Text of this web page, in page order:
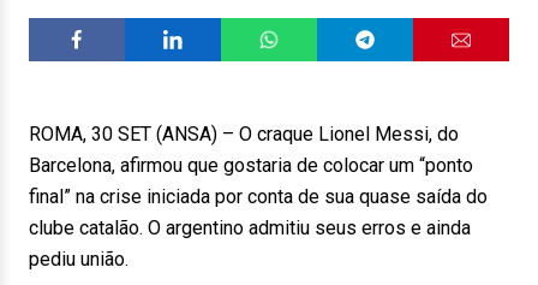
ROMA, 30 SET (ANSA) – O craque Lionel Messi, do
Barcelona, afirmou que gostaria de colocar um “ponto
final” na crise iniciada por conta de sua quase saída do
clube catalão. O argentino admitiu seus erros e ainda
pediu união.